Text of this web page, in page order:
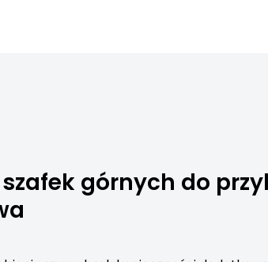
szafek górnych do